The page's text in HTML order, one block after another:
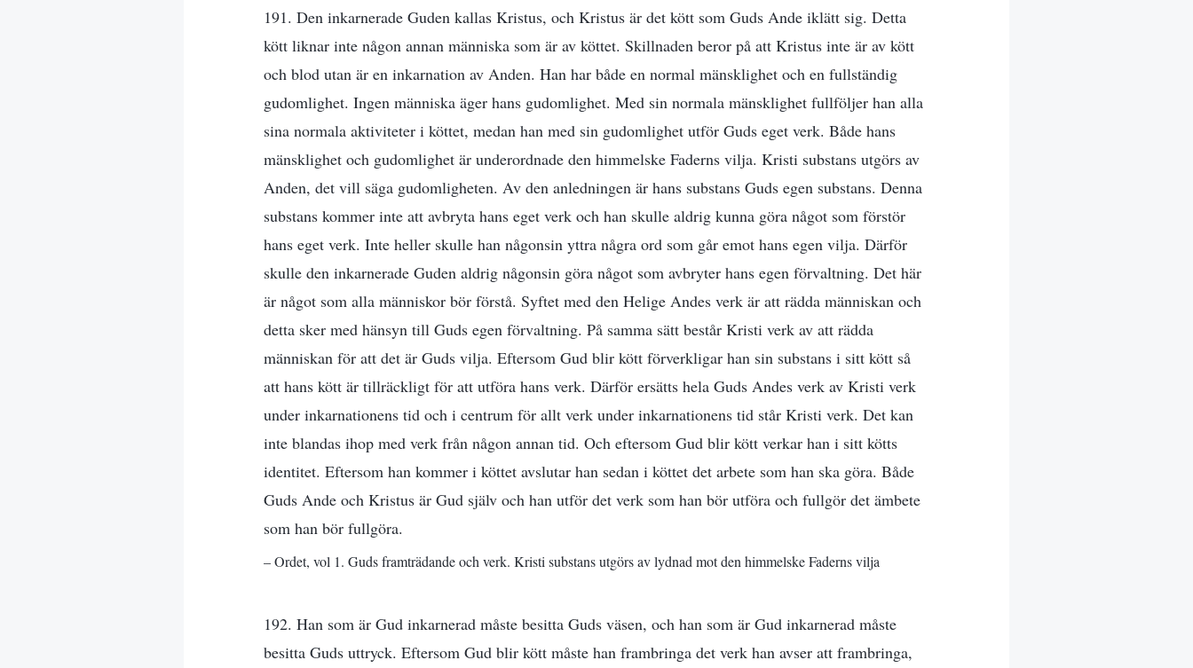
191. Den inkarnerade Guden kallas Kristus, och Kristus är det kött som Guds Ande iklätt sig. Detta
kött liknar inte någon annan människa som är av köttet. Skillnaden beror på att Kristus inte är av kött
och blod utan är en inkarnation av Anden. Han har både en normal mänsklighet och en fullständig
gudomlighet. Ingen människa äger hans gudomlighet. Med sin normala mänsklighet fullföljer han alla
sina normala aktiviteter i köttet, medan han med sin gudomlighet utför Guds eget verk. Både hans
mänsklighet och gudomlighet är underordnade den himmelske Faderns vilja. Kristi substans utgörs av
Anden, det vill säga gudomligheten. Av den anledningen är hans substans Guds egen substans. Denna
substans kommer inte att avbryta hans eget verk och han skulle aldrig kunna göra något som förstör
hans eget verk. Inte heller skulle han någonsin yttra några ord som går emot hans egen vilja. Därför
skulle den inkarnerade Guden aldrig någonsin göra något som avbryter hans egen förvaltning. Det här
är något som alla människor bör förstå. Syftet med den Helige Andes verk är att rädda människan och
detta sker med hänsyn till Guds egen förvaltning. På samma sätt består Kristi verk av att rädda
människan för att det är Guds vilja. Eftersom Gud blir kött förverkligar han sin substans i sitt kött så
att hans kött är tillräckligt för att utföra hans verk. Därför ersätts hela Guds Andes verk av Kristi verk
under inkarnationens tid och i centrum för allt verk under inkarnationens tid står Kristi verk. Det kan
inte blandas ihop med verk från någon annan tid. Och eftersom Gud blir kött verkar han i sitt kötts
identitet. Eftersom han kommer i köttet avslutar han sedan i köttet det arbete som han ska göra. Både
Guds Ande och Kristus är Gud själv och han utför det verk som han bör utföra och fullgör det ämbete
som han bör fullgöra.
– Ordet, vol 1. Guds framträdande och verk. Kristi substans utgörs av lydnad mot den himmelske Faderns vilja
192. Han som är Gud inkarnerad måste besitta Guds väsen, och han som är Gud inkarnerad måste
besitta Guds uttryck. Eftersom Gud blir kött måste han frambringa det verk han avser att frambringa,